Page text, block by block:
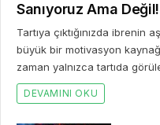
Sanıyoruz Ama Değil!
Tartıya çıktığınızda
büyük bir motivasyon
zaman yalnızca tartıda
DEVAMINI OKU